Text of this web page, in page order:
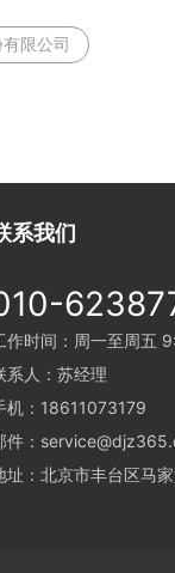
限公司
系我们
作时间：周一至周五
系人：苏经理
机：18611073179
件：
址：北京市丰台区马